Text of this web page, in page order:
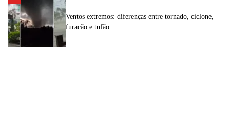
Ventos extremos: diferenças entre tornado, ciclone,
furacão e tufão